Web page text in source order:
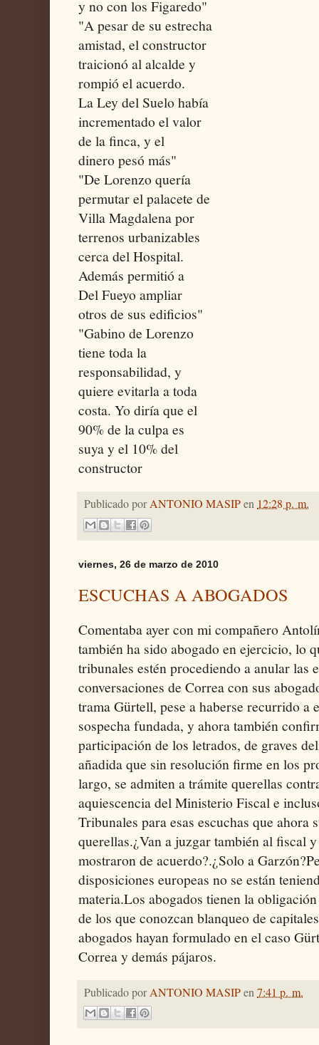
y no con los Figaredo"
"A pesar de su estrecha
amistad, el constructor
traicionó al alcalde y
rompió el acuerdo.
La Ley del Suelo había
incrementado el valor
de la finca, y el
dinero pesó más"
"De Lorenzo quería
permutar el palacete de
Villa Magdalena por
terrenos urbanizables
cerca del Hospital.
Además permitió a
Del Fueyo ampliar
otros de sus edificios"
"Gabino de Lorenzo
tiene toda la
responsabilidad, y
quiere evitarla a toda
costa. Yo diría que el
90% de la culpa es
suya y el 10% del
constructor
Publicado porANTONIO MASIPen12:28 p. m.
viernes, 26 de marzo de 2010
ESCUCHAS A ABOGADOS
Comentaba ayer con mi compañero
también ha sido abogado en ejercicio, lo
tribunales estén procediendo a anular las
conversaciones de Correa con sus
trama Gürtell, pese a haberse recurrido a
sospecha fundada, y ahora también
participación de los letrados, de graves
añadida que sin resolución firme en los
largo, se admiten a trámite querellas
aquiescencia del Ministerio Fiscal e
Tribunales para esas escuchas que ahora
querellas.¿Van a juzgar también al fiscal
mostraron de acuerdo?.¿Solo a
disposiciones europeas no se están
materia.Los abogados tienen la
de los que conozcan blanqueo de
abogados hayan formulado en el caso
Correa y demás pájaros.
Publicado porANTONIO MASIPen7:41 p. m.